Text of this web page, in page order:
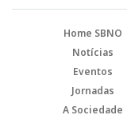
Home SBNO
Notícias
Eventos
Jornadas
A Sociedade